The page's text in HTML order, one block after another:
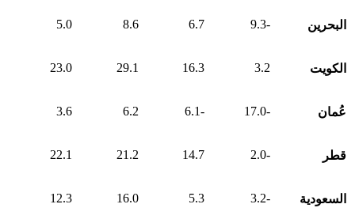
البحرين -9.3
6.7
8.6
5.0
الكويت 3.2
16.3
29.1
23.0
عُمان -17.0
-6.1
6.2
3.6
قطر -2.0
14.7
21.2
22.1
السعودية -3.2
5.3
16.0
12.3